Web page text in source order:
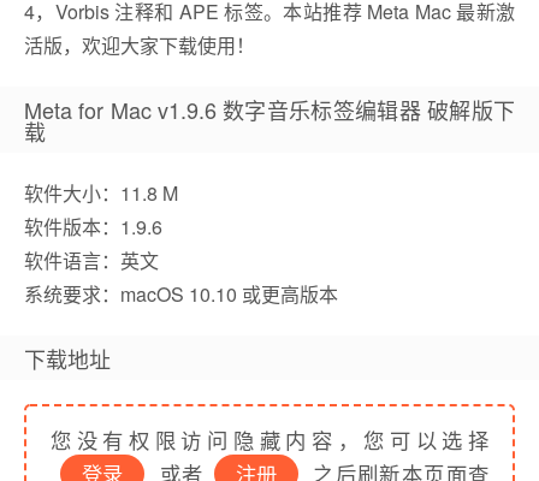
4，Vorbis 注释和 APE 标签。本站推荐 Meta Mac 最新激
活版，欢迎大家下载使用！
Meta for Mac v1.9.6 数字音乐标签编辑器 破解版下
载
软件大小：11.8 M
软件版本：1.9.6
软件语言：英文
系统要求：macOS 10.10 或更高版本
下载地址
您没有权限访问隐藏内容，您可以选择
登录
或者 注册
之后刷新本页面查